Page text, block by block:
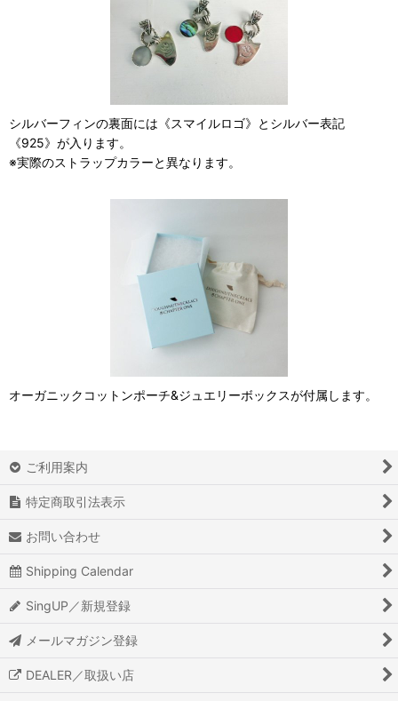
シルバーフィンの裏面には《スマイルロゴ》とシルバー表記
《925》が入ります。
※実際のストラップカラーと異なります。
オーガニックコットンポーチ&ジュエリーボックスが付属します。
ご利用案内
特定商取引法表示
お問い合わせ
Shipping Calendar
SingUP／新規登録
メールマガジン登録
DEALER／取扱い店